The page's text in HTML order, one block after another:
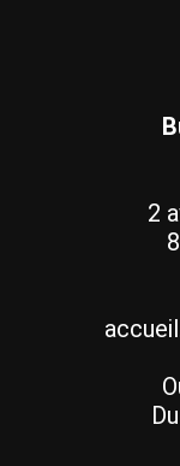
2